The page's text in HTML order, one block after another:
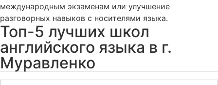
международным экзаменам или улучшение
разговорных навыков с носителями языка.
Топ-5 лучших школ
английского языка в г.
Муравленко